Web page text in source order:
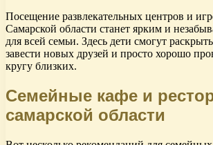
Посещение развлекательных центров и
Самарской области станет ярким и
для всей семьи. Здесь дети смогут
завести новых друзей и просто хорошо
кругу близких.
Семейные кафе и
самарской области